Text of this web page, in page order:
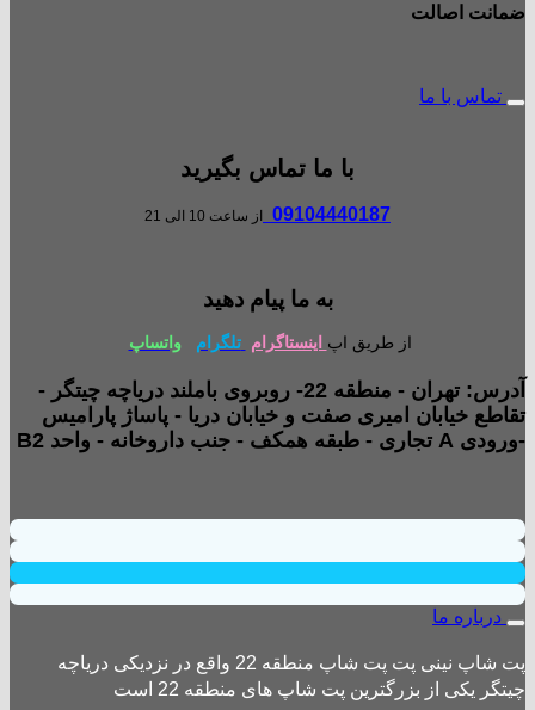
ضمانت اصالت
تماس با ما
با ما تماس بگیرید
09104440187 از ساعت 10 الی 21
به ما پیام دهید
از طریق اپ اینستاگرام تلگرام واتساپ
آدرس: تهران - منطقه 22- روبروی باملند دریاچه چیتگر -
تقاطع خیابان امیری صفت و خیابان دریا - پاساژ پارامیس
-ورودی A تجاری - طبقه همکف - جنب داروخانه - واحد B2
درباره ما
پت شاپ نینی پت پت شاپ منطقه 22 واقع در نزدیکی دریاچه
چیتگر یکی از بزرگترین پت شاپ های منطقه 22 است